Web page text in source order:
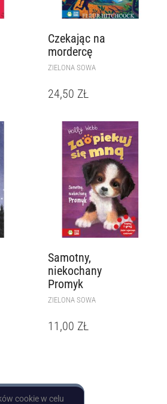
Czekając na
mordercę
ZIELONA SOWA
24,50 ZŁ
Samotny,
niekochany
Promyk
ZIELONA SOWA
11,00 ZŁ
cookie w celu